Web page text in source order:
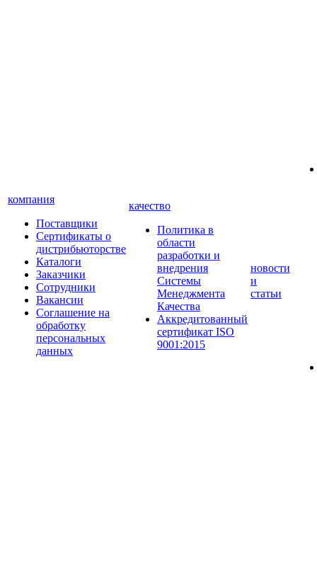
компания
Поставщики
Сертификаты о
дистрибьюторстве
Каталоги
Заказчики
Сотрудники
Вакансии
Соглашение на
обработку
персональных
данных
качество
Политика в
области
разработки и
внедрения
Системы
Менеджмента
Качества
Аккредитованный
сертификат ISO
9001:2015
новости
и
статьи